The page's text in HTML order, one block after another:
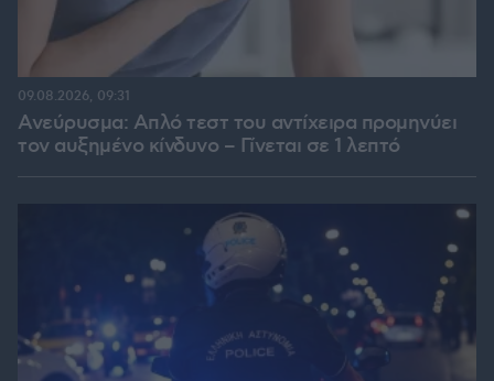
Ανεύρυσμα: Απλό τεστ του αντίχειρα προμηνύει
τον αυξημένο κίνδυνο – Γίνεται σε 1 λεπτό
09.08.2026, 09:31